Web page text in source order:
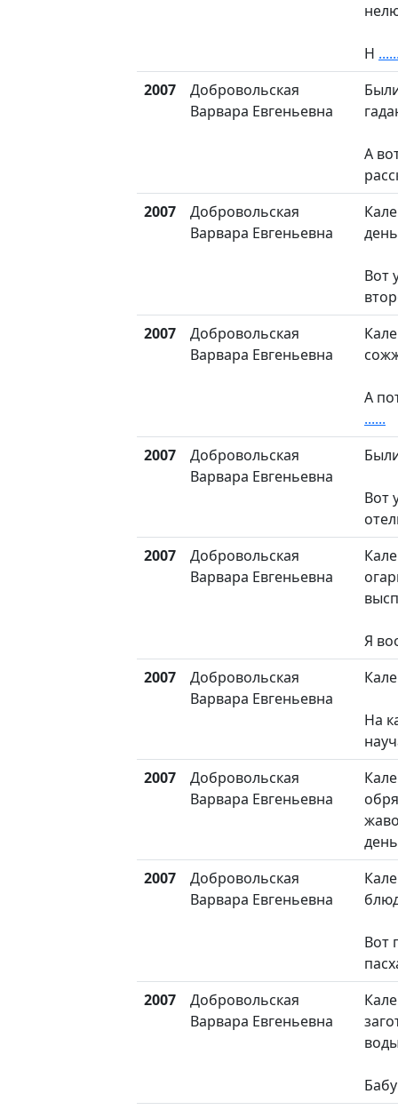
Н
2007
Добровольская
Варвара Евгеньевна
А
2007
Добровольская
Варвара Евгеньевна
день
Вот
2007
Добровольская
Варвара Евгеньевна
А
......
2007
Добровольская
Варвара Евгеньевна
Вот
2007
Добровольская
Варвара Евгеньевна
Я
2007
Добровольская
Варвара Евгеньевна
На
2007
Добровольская
Варвара Евгеньевна
2007
Добровольская
Варвара Евгеньевна
Вот
2007
Добровольская
Варвара Евгеньевна